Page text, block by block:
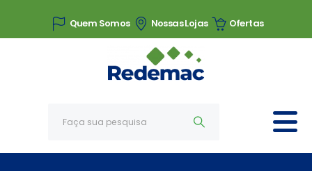
Quem Somos Nossas Lojas Ofertas